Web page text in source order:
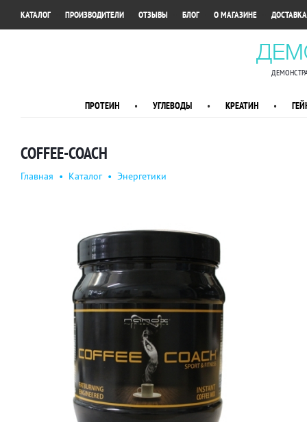
КАТАЛОГ ПРОИЗВОДИТЕЛИ ОТЗЫВЫ БЛОГ О МАГАЗИНЕ
ПРОТЕИН • УГЛЕВОДЫ • КРЕАТИН •
COFFEE-COACH
Главная • Каталог • Энергетики